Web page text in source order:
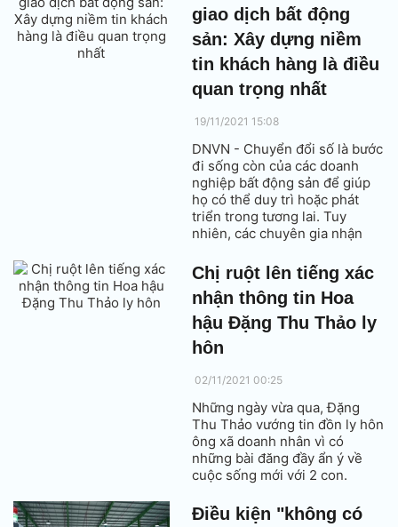
giao dịch bất động
sản: Xây dựng niềm
tin khách hàng là điều
quan trọng nhất
19/11/2021 15:08
DNVN - Chuyển đổi số là bước
đi sống còn của các doanh
nghiệp bất động sản để giúp
họ có thể duy trì hoặc phát
triển trong tương lai. Tuy
nhiên, các chuyên gia nhận
nghệ vào giao dịch bất động
sản trở nên thành công thì mọi
thứ cần phải minh bạch, rõ
ràng, lúc đó mới tạo được niềm
tin từ người tiêu dùng.
Chị ruột lên tiếng xác
nhận thông tin Hoa
hậu Đặng Thu Thảo ly
hôn
02/11/2021 00:25
Những ngày vừa qua, Đặng
Thu Thảo vướng tin đồn ly hôn
ông xã doanh nhân vì có
những bài đăng đầy ẩn ý về
cuộc sống mới với 2 con.
Điều kiện "không có